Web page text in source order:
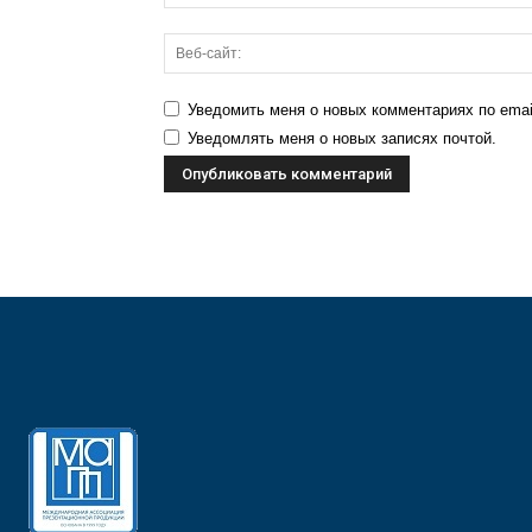
Уведомить меня о новых комментариях по
Уведомлять меня о новых записях почтой.